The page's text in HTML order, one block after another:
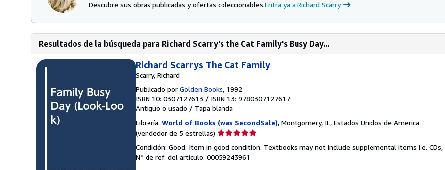
Descubre sus obras publicadas y ofertas coleccionables.Entra ya a Richard Scarry
Resultados de la búsqueda para Richard Scarry's the Cat Family's Busy Day...
Richard Scarrys The Cat Family
Scarry, Richard
Publicado por Golden Books, 1992
ISBN 10: 0307127613 / ISBN 13: 9780307127617
Antiguo o usado / Tapa blanda
Librería: World of Books (was SecondSale), Montgomery, IL, Estados Unidos de America
(vendedor de 5 estrellas) Calificación
vendedor:
5
Condición: Good. Item in good condition. Textbooks may not include supplemental items i.e. CDs,
Nº de ref. del artículo: 00059243961